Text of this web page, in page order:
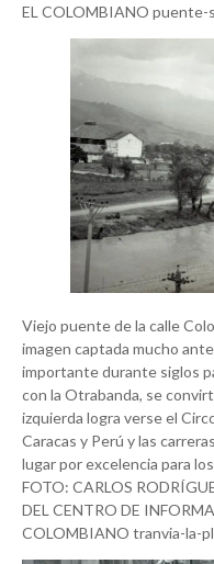
EL COLOMBIANO puente-
Viejo puente de la calle
imagen captada mucho
importante durante siglos
con la Otrabanda, se
izquierda logra verse el
Caracas y Perú y las
lugar por excelencia para
FOTO: CARLOS
DEL CENTRO DE
COLOMBIANO tranvia-la-